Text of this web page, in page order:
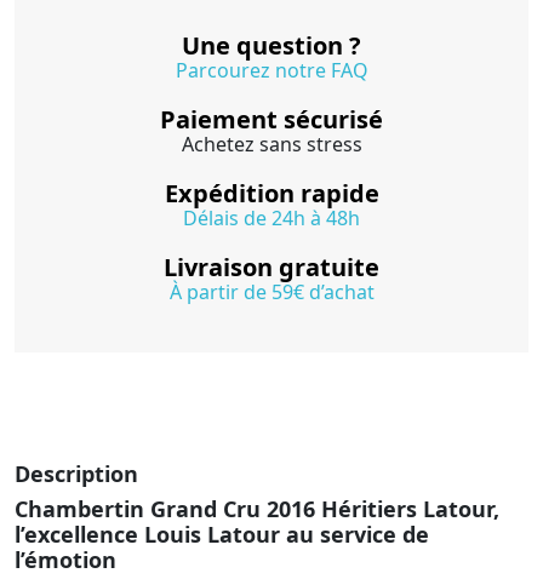
Une question ?
Parcourez notre FAQ
Paiement sécurisé
Achetez sans stress
Expédition rapide
Délais de 24h à 48h
Livraison gratuite
À partir de 59€ d’achat
Description
Chambertin Grand Cru 2016 Héritiers Latour,
l’excellence Louis Latour au service de
l’émotion